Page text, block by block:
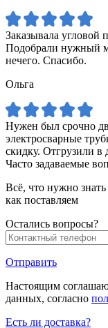
Заказывала угловой
Подобрали нужный
нечего. Спасибо.
Ольга
Нужен был срочно
электросварные
скидку. Отгрузили
Часто задаваемые
Всё, что нужно
как поставляем
Остались вопросы?
Отправить
Настоящим
данных, согласно
Есть ли доставка?